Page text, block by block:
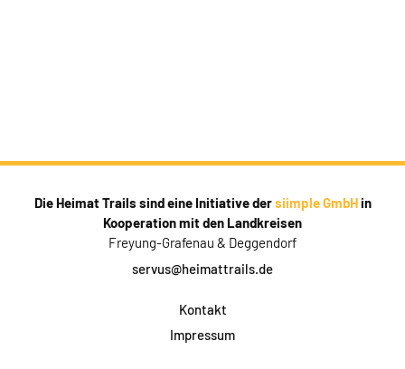
Die Heimat Trails sind eine Initiative dersiimple GmbHin
Kooperation mit den Landkreisen
Freyung-Grafenau & Deggendorf
servus@heimattrails.de
Kontakt
Impressum